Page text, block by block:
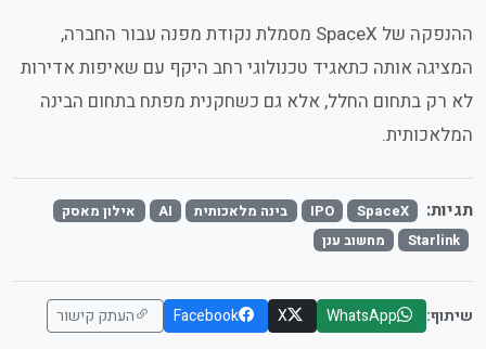
ההנפקה של SpaceX מסמלת נקודת מפנה עבור החברה,
המציגה אותה כתאגיד טכנולוגי רחב היקף עם שאיפות אדירות
לא רק בתחום החלל, אלא גם כשחקנית מפתח בתחום הבינה
המלאכותית.
תגיות: SpaceX
IPO בינה מלאכותית AI
אילון מאסק
Starlink
מחשוב ענן
שיתוף: WhatsApp
X
Facebook העתק קישור